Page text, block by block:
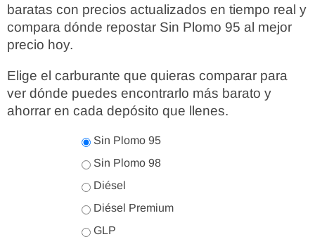
baratas con precios actualizados en tiempo real y
compara dónde repostar Sin Plomo 95 al mejor
precio hoy.
Elige el carburante que quieras comparar para
ver dónde puedes encontrarlo más barato y
ahorrar en cada depósito que llenes.
Sin Plomo 95
Sin Plomo 98
Diésel
Diésel Premium
GLP